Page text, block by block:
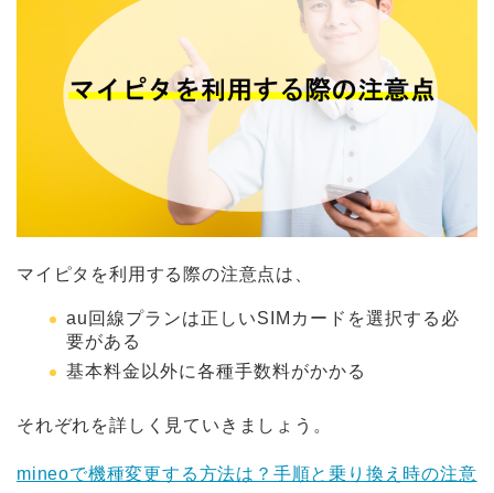
マイピタを利用する際の注意点は、
au回線プランは正しいSIMカードを選択する必
要がある
基本料金以外に各種手数料がかかる
それぞれを詳しく見ていきましょう。
mineoで機種変更する方法は？手順と乗り換え時の注意